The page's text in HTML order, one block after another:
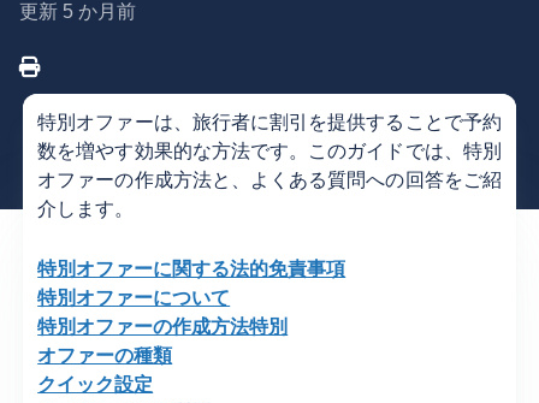
更新 5 か月前
特別オファーは、旅行者に割引を提供することで予約
数を増やす効果的な方法です。このガイドでは、特別
オファーの作成方法と、よくある質問への回答をご紹
介します。
特別オファーに関する法的免責事項
特別オファーについて
特別オファーの作成方法特別
オファーの種類
クイック設定